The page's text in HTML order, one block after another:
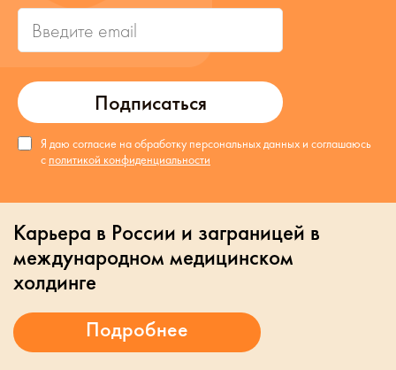
Подписаться
Я даю согласие на обработку персональных данных и соглашаюсь
с политикой конфиденциальности
Карьера в России и заграницей в
международном медицинском
холдинге